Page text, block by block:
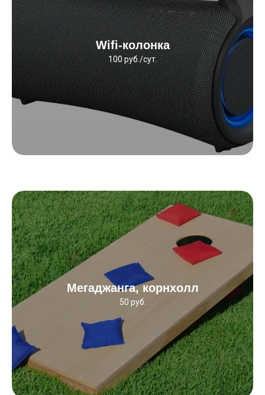
Wifi-колонка
100 руб./сут.
Мегаджанга, корнхолл
50 руб.